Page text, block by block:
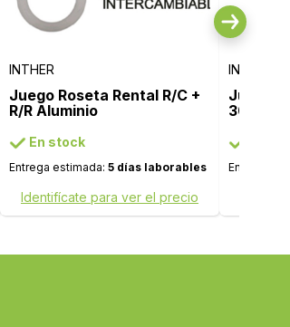
INTHER
Juego Roseta Rental R/C +
R/R Aluminio
En stock
Entrega estimada: 5 días laborables
Identifícate para ver el precio
INTHER
Juego
304
Entrega